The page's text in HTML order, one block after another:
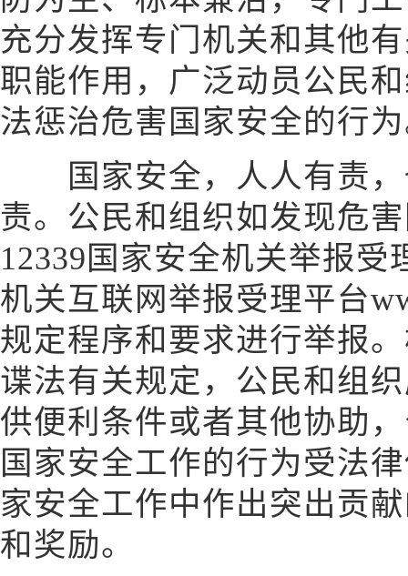
充分发挥专门机关和其他
职能作用，广泛动员公民
法惩治危害国家安全的行
国家安全，人人有责，
责。公民和组织如发现危
12339国家安全机关举报
机关互联网举报受理平台
规定程序和要求进行举报
谍法有关规定，公民和组
供便利条件或者其他协助
国家安全工作的行为受法
家安全工作中作出突出贡
和奖励。